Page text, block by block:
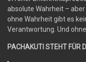
absolute Wahrheit –
ohne Wahrheit gibt es
Verantwortung. Und
PACHAKUTI STEHT FÜR